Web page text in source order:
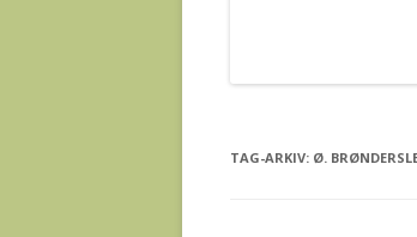
TAG-ARKIV: Ø.